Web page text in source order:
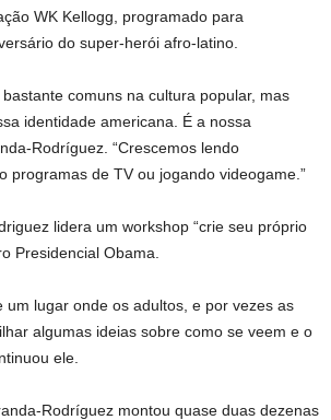
WK Kellogg, programado para
do super-herói afro-latino.
comuns na cultura popular, mas
identidade americana. É a nossa
Rodríguez. “Crescemos lendo
programas de TV ou jogando videogame.”
lidera um workshop “crie seu próprio
Presidencial Obama.
um lugar onde os adultos, e por vezes as
algumas ideias sobre como se veem e o
ele.
Rodríguez montou quase duas dezenas